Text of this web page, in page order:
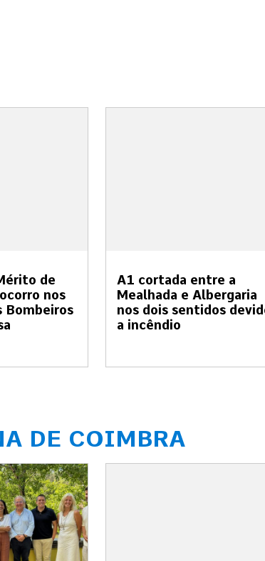
de
nos
Bombeiros
A1 cortada entre a
Mealhada e Albergaria
nos dois sentidos
a incêndio
DE COIMBRA